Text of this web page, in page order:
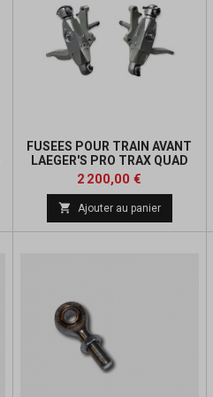
FUSEES POUR TRAIN AVANT
LAEGER'S PRO TRAX QUAD
Prix
2 200,00 €
 Ajouter au panier